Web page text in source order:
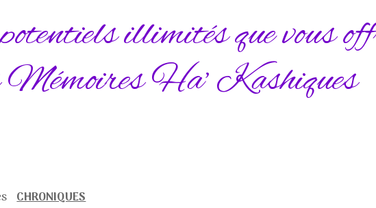
illimités que vous
Mémoires Ha’ Kashiques
CHRONIQUES